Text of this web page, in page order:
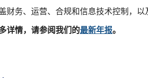
财务、运营、合规和信息技术控制，以
详情，请参阅我们的最新年报。